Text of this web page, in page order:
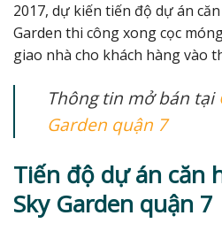
2017, dự kiến tiến độ dự án
Garden thi công xong cọc
giao nhà cho khách hàng vào
Thông tin mở bán tại
Garden quận 7
Tiến độ dự án căn
Sky Garden quận 7